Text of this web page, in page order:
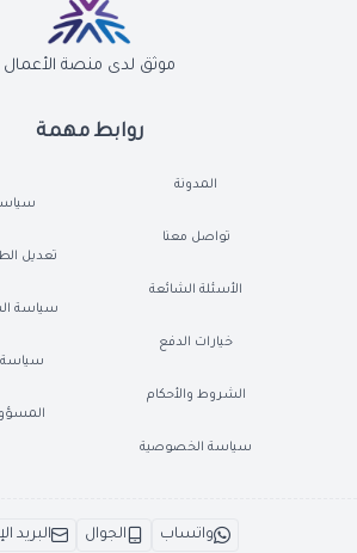
روابط مهمة
المدونة
تواصل معنا
الأسئلة الشائعة
خيارات الدفع
الشروط والأحكام
سياسة الخصوصية
تعديل
سياسة
سياسة
موثق لدى منصة الأعمال
واتساب الجوال البريد